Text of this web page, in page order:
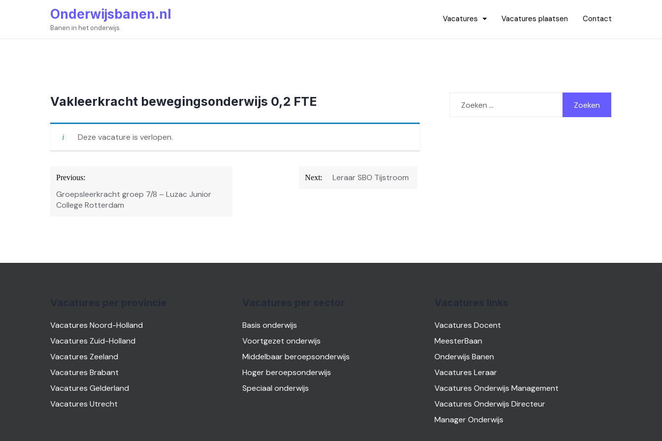
Onderwijsbanen.nl
Banen in het onderwijs
Vacatures Vacatures plaatsen Contact
Vakleerkracht bewegingsonderwijs 0,2 FTE
Deze vacature is verlopen.
Bericht
navigatie
Previous:
Groepsleerkracht groep 7/8 – Luzac Junior
College Rotterdam
Next: Leraar SBO Tijstroom
naar:
Vacatures Noord-Holland
Vacatures Zuid-Holland
Vacatures Zeeland
Vacatures Brabant
Vacatures Gelderland
Vacatures Utrecht
Basis onderwijs
Voortgezet onderwijs
Middelbaar beroepsonderwijs
Hoger beroepsonderwijs
Speciaal onderwijs
Vacatures Docent
MeesterBaan
Onderwijs Banen
Vacatures Leraar
Vacatures Onderwijs Management
Vacatures Onderwijs Directeur
Manager Onderwijs